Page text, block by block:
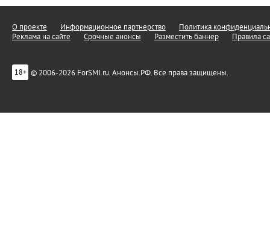
О проекте Информационное партнерство
Политика
Реклама на сайте
Срочные анонсы Разместить баннер Правила
18+ © 2006-2026 ForSMI.ru. Анонсы.РФ. Все права защищены.